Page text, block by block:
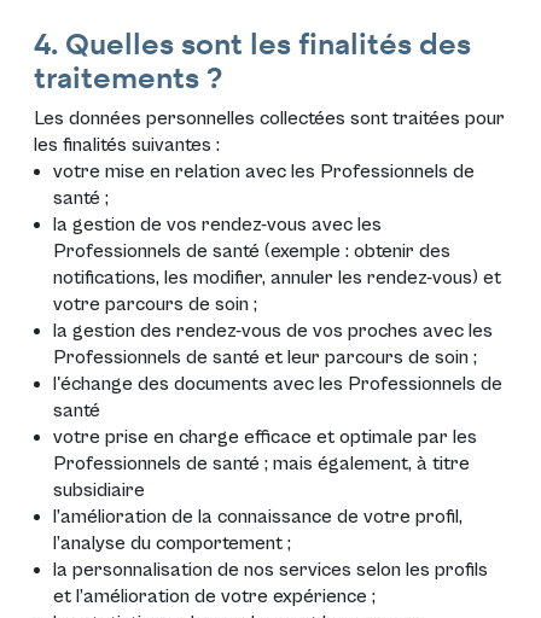
4. Quelles sont les finalités des
traitements ?
Les données personnelles collectées sont traitées pour
les finalités suivantes :
votre mise en relation avec les Professionnels de
santé ;
la gestion de vos rendez-vous avec les
Professionnels de santé (exemple : obtenir des
notifications, les modifier, annuler les rendez-vous) et
votre parcours de soin ;
la gestion des rendez-vous de vos proches avec les
Professionnels de santé et leur parcours de soin ;
l'échange des documents avec les Professionnels de
santé
votre prise en charge efficace et optimale par les
Professionnels de santé ; mais également, à titre
subsidiaire
l’amélioration de la connaissance de votre profil,
l’analyse du comportement ;
la personnalisation de nos services selon les profils
et l’amélioration de votre expérience ;